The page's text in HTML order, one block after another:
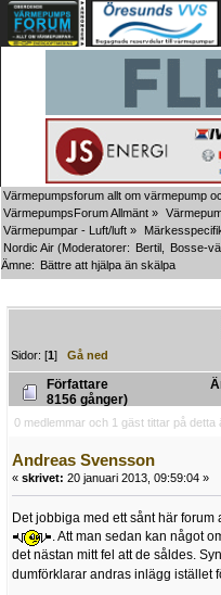
Värmepumpsforum allt om värmepump
VärmepumpsForum Allmänt »
Värmepumpar - Luft/luft »
Nordic Air (Moderatorer: Bertil Bosse-
Ämne: Bättre att hjälpa än skälpa
Sidor: [1]Gå ned
Författare
8156 gånger)
0 medlemmar och 1 gäst tittar på detta
Andreas Svensson
« skrivet: 20 januari 2013, 09:59:04 »
Det jobbiga med ett sånt här
. Att man sedan kan något
det nästan mitt fel att de såldes.
dumförklarar andras inlägg istället